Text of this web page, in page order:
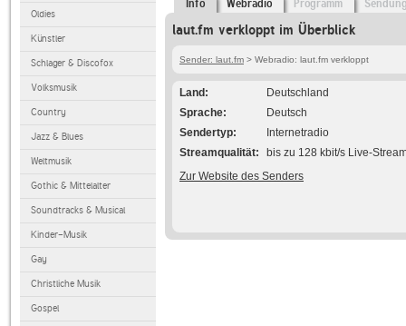
Oldies
Künstler
Schlager & Discofox
Volksmusik
Country
Jazz & Blues
Weltmusik
Gothic & Mittelalter
Soundtracks & Musical
Kinder-Musik
Gay
Christliche Musik
Gospel
Info Webradio Programm
laut.fm verkloppt im Überblick
Sender: laut.fm > Webradio: laut.fm verkloppt
Land
Deutschland
Sprache
Deutsch
Sendertyp
Internetradio
Streamqualität
bis zu 128 kbit/s Live-
Zur Website des Senders